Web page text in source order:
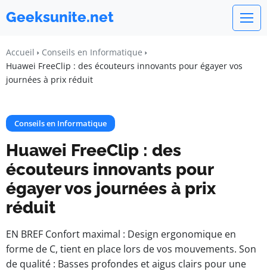
Geeksunite.net
Accueil
Conseils en Informatique
Huawei FreeClip : des écouteurs innovants pour égayer vos
journées à prix réduit
Conseils en Informatique
Huawei FreeClip : des
écouteurs innovants pour
égayer vos journées à prix
réduit
EN BREF Confort maximal : Design ergonomique en
forme de C, tient en place lors de vos mouvements. Son
de qualité : Basses profondes et aigus clairs pour une